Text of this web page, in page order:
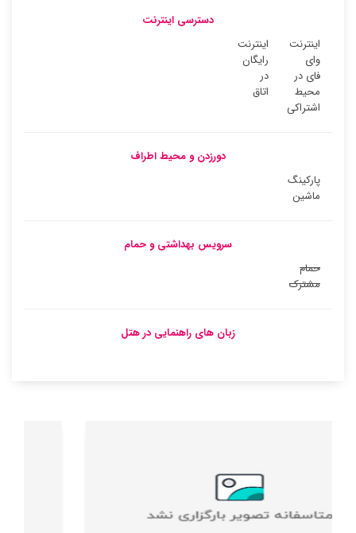
دسترسی اینترنت
اینترنت
وای
فای در
محیط
اشتراکی
اینترنت
رایگان
در
اتاق
دورزدن و محیط اطراف
پارکینگ
ماشین
سرویس بهداشتی و حمام
حمام
مشترک
زبان های راهنمایی در هتل